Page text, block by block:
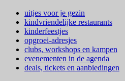
uitjes voor je gezin
kindvriendelijke restaurants
kinderfeestjes
opgroei-adresjes
clubs, workshops en kampen
evenementen in de agenda
deals, tickets en aanbiedingen